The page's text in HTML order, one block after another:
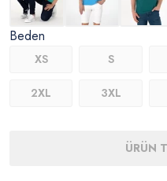
Beden
XS
S
2XL 3XL
ÜRÜN